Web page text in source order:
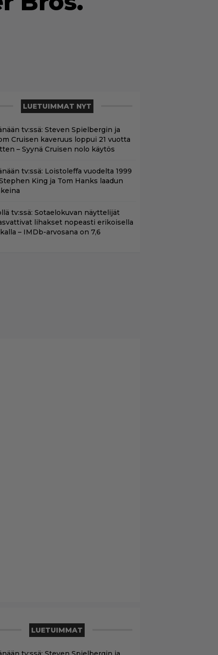
LUETUIMMAT NYT
tv:ssä: Steven Spielbergin ja
Cruisen kaveruus loppui 21 vuotta
– Syynä Cruisen nolo käytös
tv:ssä: Loistoleffa vuodelta 1999
King ja Tom Hanks laadun
tv:ssä: Sotaelokuvan näyttelijät
lihakset nopeasti erikoisella
– IMDb-arvosana on 7,6
LUETUIMMAT